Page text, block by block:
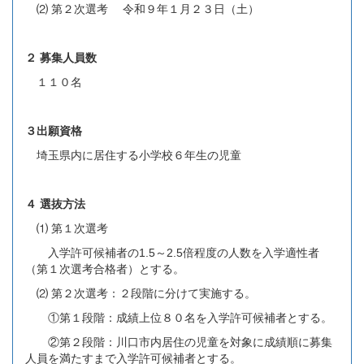
⑵ 第２次選考 令和９年１月２３日（土）
２ 募集人員数
１１０名
３出願資格
埼玉県内に居住する小学校６年生の児童
４ 選抜方法
⑴ 第１次選考
入学許可候補者の1.5～2.5倍程度の人数を入学適性者
（第１次選考合格者）とする。
⑵ 第２次選考：２段階に分けて実施する。
①第１段階：成績上位８０名を入学許可候補者とする。
②第２段階：川口市内居住の児童を対象に成績順に募集
人員を満たすまで入学許可候補者とする。